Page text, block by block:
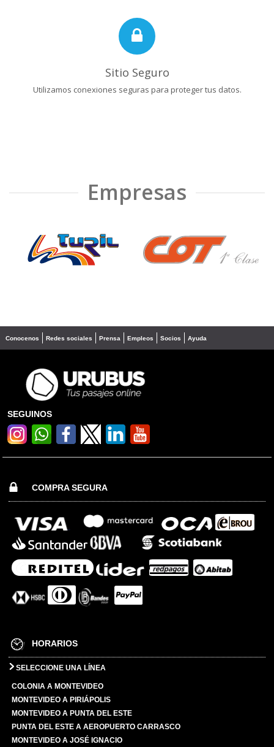
Sitio Seguro
Utilizamos conexiones seguras para proteger tus datos.
Empresas
❮ ❯
Conocenos Redes sociales Prensa Empleos Socios Ayuda
SEGUINOS
COMPRA SEGURA
HORARIOS
SELECCIONE UNA LÍNEA
COLONIA A MONTEVIDEO
MONTEVIDEO A PIRIÁPOLIS
MONTEVIDEO A PUNTA DEL ESTE
PUNTA DEL ESTE A AEROPUERTO CARRASCO
MONTEVIDEO A JOSÉ IGNACIO